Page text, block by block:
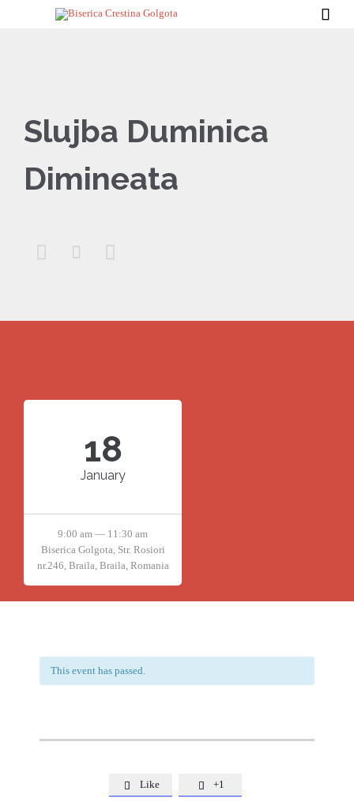

Slujba Duminica
Dimineata
  
18
January
9:00 am — 11:30 am
Biserica Golgota, Str. Rosiori
nr.246, Braila, Braila, Romania
This event has passed.
 Like  +1